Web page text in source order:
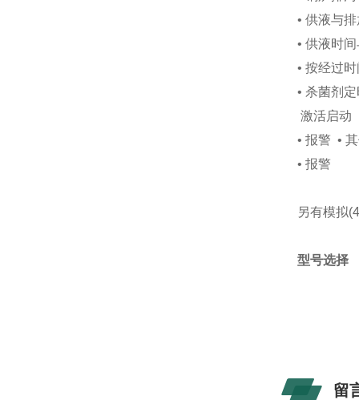
• 供液与
• 供液时
• 按经过
• 杀菌剂
激活启动
• 报警 •
• 报警
另有模拟
型号选择
留